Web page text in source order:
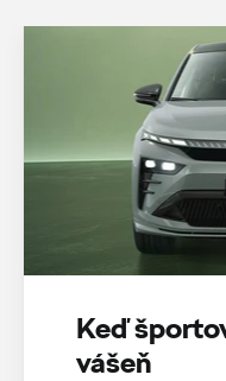
Keď
vášeň